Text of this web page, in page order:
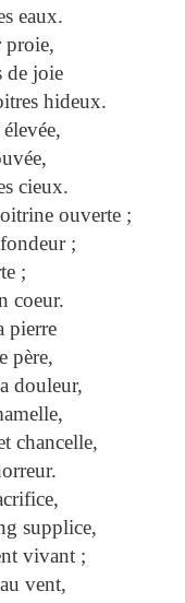
eaux.
proie,
de joie
hideux.
cieux.
ouverte ;
;
;
coeur.
pierre
père,
douleur,
chancelle,
supplice,
vivant ;
vent,